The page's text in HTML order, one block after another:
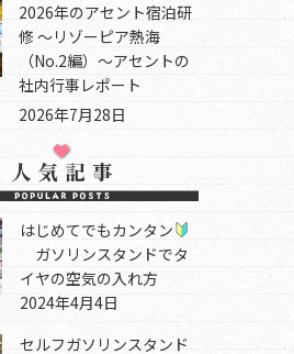
2026年のアセント宿泊研
修 ～リゾーピア熱海
（No.2編）～アセントの
社内行事レポート
2026年7月28日
はじめてでもカンタン
ガソリンスタンドでタ
イヤの空気の入れ方
2024年4月4日
セルフガソリンスタンド